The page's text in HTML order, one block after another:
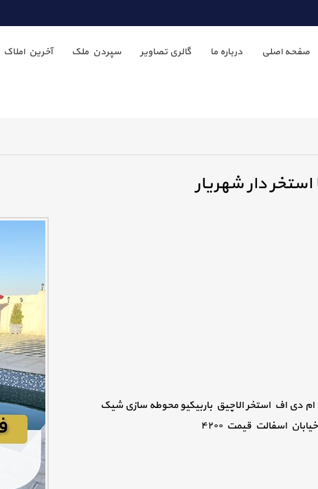
صفحه اصلی درباره ما گالری تصاویر سپردن ملک آخرین املاک
کابینت ام دی اف استخر الاچیق باربیکیو محوطه سازی شیک